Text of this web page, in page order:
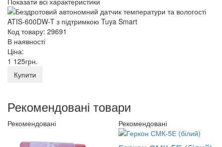
Код товару: 29691
В наявності
Ціна:
1 125грн.
Купити
Рекомендовані товари
Рекомендовані Рекомендовані